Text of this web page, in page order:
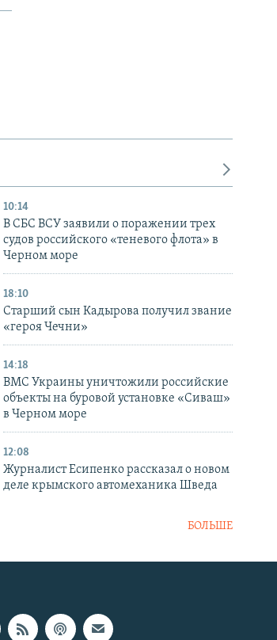
10:14
В СБС ВСУ заявили о поражении трех
судов российского «теневого флота» в
Черном море
18:10
Старший сын Кадырова получил звание
«героя Чечни»
14:18
ВМС Украины уничтожили российские
объекты на буровой установке «Сиваш»
в Черном море
12:08
Журналист Есипенко рассказал о новом
деле крымского автомеханика Шведа
БОЛЬШЕ